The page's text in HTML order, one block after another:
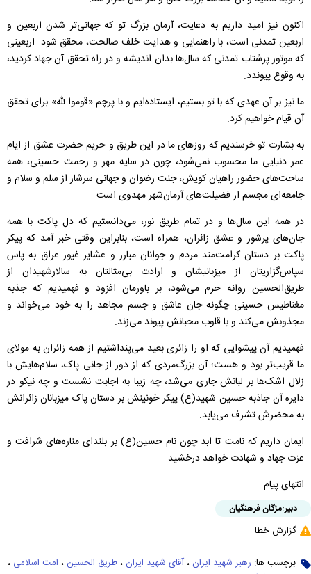
اکنون نیز امید داریم به دعایت، آرمان بزرگ تو که جهانی‌تر شدن اربعین و
اربعین تمدنی است، با راهنمایی و هدایت خلف صالحت، محقق شود. اربعینی
که موتور پرشتاب تمدنی که سال‌ها بدان اندیشه و در راه تحقق آن جهاد کردید،
به وقوع پیوندد.
ما نیز بر آن عهدی که با تو بستیم، ایستاده‌ایم و با پرچم «قوموا لله» برای تحقق
آن قیام خواهیم کرد.
به بشارت تو خرسندیم که روزهای ما در این طریق و حریم حضرت عشق از ایام
عمر دنیایی ما محسوب نمی‌شود، چون در سایه مهر و رحمت حسینی، همه
ساحت‌های حضور راهیان کویش، جنت رضوان و جهانی سرشار از سلم و سلام و
جامعه‌ای مجسم از فضیلت‌های آرمان‌شهر مهدوی است.
در همه این سال‌ها و در تمام طریق نور، می‌دانستیم که دل پاکت با همه
جان‌های پرشور و عشق زائران، همراه است، بنابراین وقتی خبر آمد که پیکر
پاکت بر دستان کرامت‌مند مردم و جوانان مبارز و عشایر غیور عراق به پاس
سپاس‌گزاریتان از میزبانیشان و ارادت بی‌مثالتان به‌ سالار‌شهیدان از
طریق‌الحسین روانه حرم می‌شود، بر باور‌مان افزود و فهمیدیم که جذبه
مغناطیس حسینی چگونه جان عاشق و جسم مجاهد را به خود می‌خواند و
مجذوبش می‌‌کند و با قلوب محبانش پیوند می‌زند.
فهمیدیم آن پیشوایی که او را زائری بعید می‌پنداشتیم از همه زائران به مولای‌
ما قریب‌تر بود و هست؛ آن‌ بزرگ‌مردی که از دور از جانی پاک، سلام‌هایش با
زلال اشک‌ها بر لبانش جاری می‌شد، چه‌ زیبا به اجابت نشست و چه نیکو در
دایره آن جاذبه حسین شهید(ع) پیکر خونینش بر دستان پاک میزبانان زائرانش
به محضرش تشرف می‌‌یابد.
ایمان داریم که نامت تا ابد چون نام حسین(ع) بر بلندای مناره‌های شرافت و
عزت جهاد و شهادت خواهد درخشید.
انتهای پیام
دبیر:مژگان فرهنگیان
گزارش خطا
برچسب ها: رهبر شهید ایران ، آقای شهید ایران ، طریق الحسین ، امت اسلامی ،